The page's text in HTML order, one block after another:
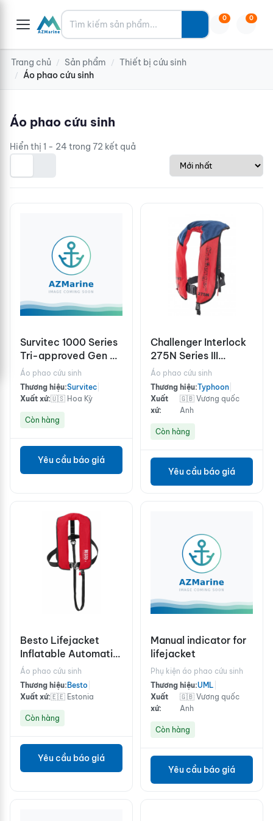
Tìm kiếm 0 0
Trang chủ / Sản phẩm / Thiết bị cứu sinh
/ Áo phao cứu sinh
Áo phao cứu sinh
Hiển thị 1 - 24 trong 72 kết quả
Survitec 1000 Series
Tri-approved Gen 2
Suit
Áo phao cứu sinh
Thương hiệu:Survitec
Xuất xứ:🇺🇸 Hoa Kỳ
Còn hàng
Yêu cầu báo giá
Challenger Interlock
275N Series III
Offshore
Áo phao cứu sinh
Thương hiệu:Typhoon
Xuất
xứ:
🇬🇧 Vương quốc
Anh
Còn hàng
Yêu cầu báo giá
Besto Lifejacket
Inflatable Automatic
165N
Áo phao cứu sinh
Thương hiệu: Besto
Xuất xứ:🇪🇪 Estonia
Còn hàng
Yêu cầu báo giá
Manual indicator for
lifejacket
Phụ kiện áo phao cứu sinh
Thương hiệu:UML
Xuất
xứ:
🇬🇧 Vương quốc
Anh
Còn hàng
Yêu cầu báo giá